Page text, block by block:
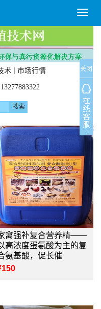
T
o
g
l
e
n
a
v
i
g
a
i
o
n
术 | 市场行情
13277883322
禽强补复合营养精——
高浓度蛋氨酸为主的复
氨基酸，促长催
关闭